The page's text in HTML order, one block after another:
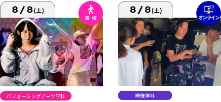
8/8(土)
パフォーミングアーツ学科
8/8(土)
映像学科